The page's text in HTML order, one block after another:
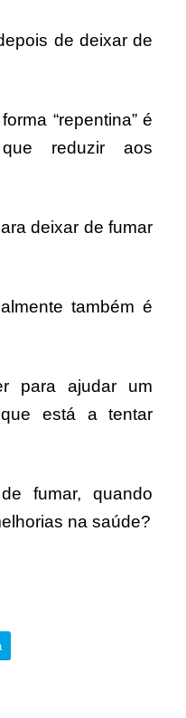
de deixar de
“repentina” é
reduzir aos
deixar de fumar
também é
para ajudar um
está a tentar
fumar, quando
na saúde?